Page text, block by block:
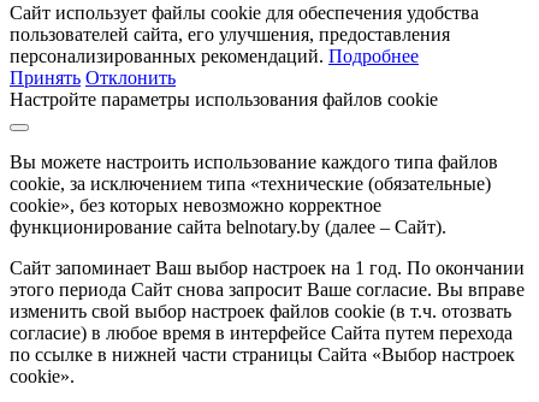
Сайт использует файлы cookie для обеспечения удобства
пользователей сайта, его улучшения, предоставления
персонализированных рекомендаций. Подробнее
Принять Отклонить
Настройте параметры использования файлов cookie
Вы можете настроить использование каждого типа файлов
cookie, за исключением типа «технические (обязательные)
cookie», без которых невозможно корректное
функционирование сайта belnotary.by (далее – Сайт).
Сайт запоминает Ваш выбор настроек на 1 год. По окончании
этого периода Сайт снова запросит Ваше согласие. Вы вправе
изменить свой выбор настроек файлов cookie (в т.ч. отозвать
согласие) в любое время в интерфейсе Сайта путем перехода
по ссылке в нижней части страницы Сайта «Выбор настроек
cookie».